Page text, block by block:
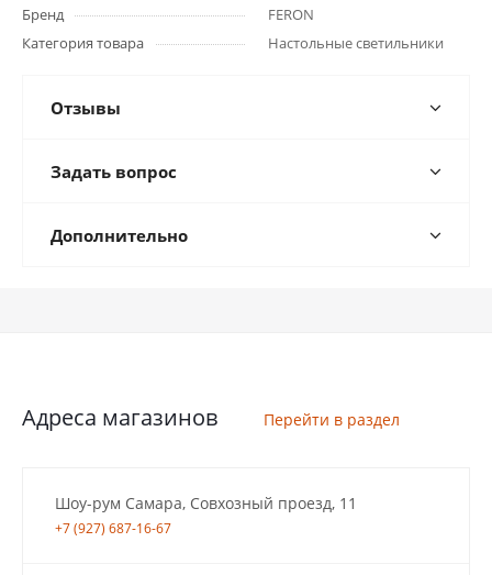
Бренд
FERON
Категория товара
Настольные светильники
Отзывы
Задать вопрос
Дополнительно
Адреса магазинов Перейти в раздел
Шоу-рум Самара, Совхозный проезд, 11
+7 (927) 687-16-67